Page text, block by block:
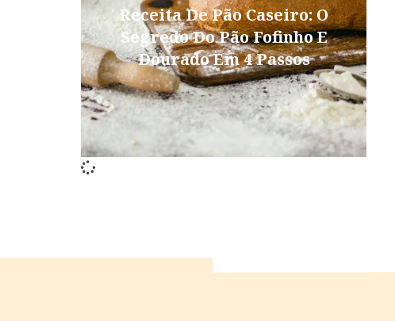
Receita De Pão Caseiro: O
Segredo Do Pão Fofinho E
Dourado Em 4 Passos